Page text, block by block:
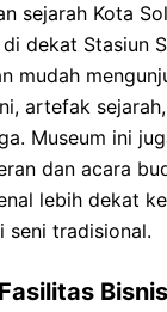
sejarah Kota
dekat Stasiun
mudah
artefak
Museum ini
dan acara
lebih dekat
seni tradisional.